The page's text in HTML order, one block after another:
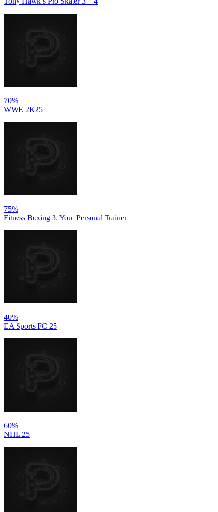
70%
WWE 2K25
75%
Fitness Boxing 3: Your Personal Trainer
40%
EA Sports FC 25
60%
NHL 25